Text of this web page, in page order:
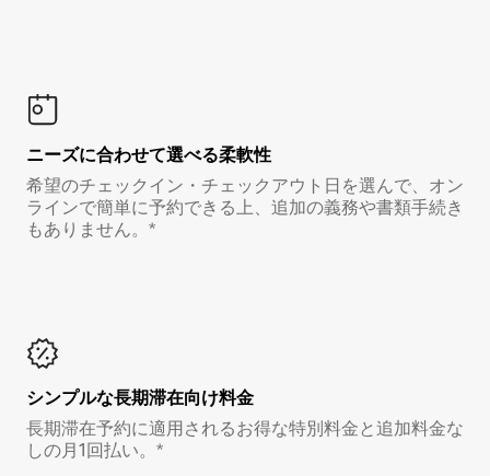
ニーズに合わせて選べる柔軟性
希望のチェックイン・チェックアウト日を選んで、オン
ラインで簡単に予約できる上、追加の義務や書類手続き
もありません。*
シンプルな長期滞在向け料金
長期滞在予約に適用されるお得な特別料金と追加料金な
しの月1回払い。*